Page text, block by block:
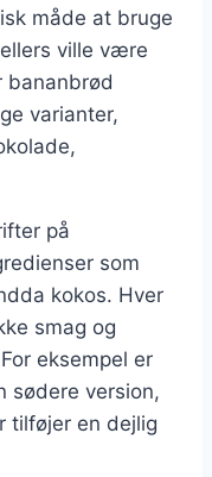
måde at bruge
ville være
bananbrød
varianter,
på
som
kokos. Hver
smag og
eksempel er
sødere version,
tilføjer en dejlig